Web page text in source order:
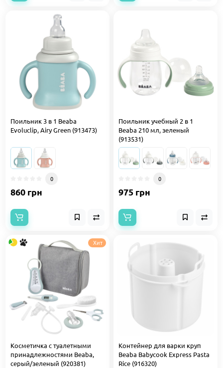
Поильник 3 в 1 Beaba
Evoluclip, Airy Green (913473)
0
860 грн
Поильник учебный 2 в 1
Beaba 210 мл, зеленый
(913531)
0
975 грн
Хит
Косметичка с туалетными
принадлежностями Beaba,
серый/зеленый (920381)
Контейнер для варки круп
Beaba Babycook Express Pasta
Rice (916320)